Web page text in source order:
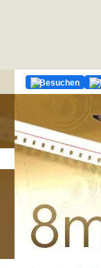
Besuchen